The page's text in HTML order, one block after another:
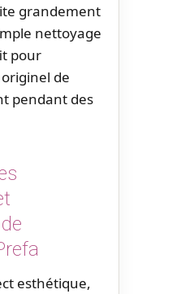
grandement
nettoyage
pour
originel de
pendant des
esthétique,